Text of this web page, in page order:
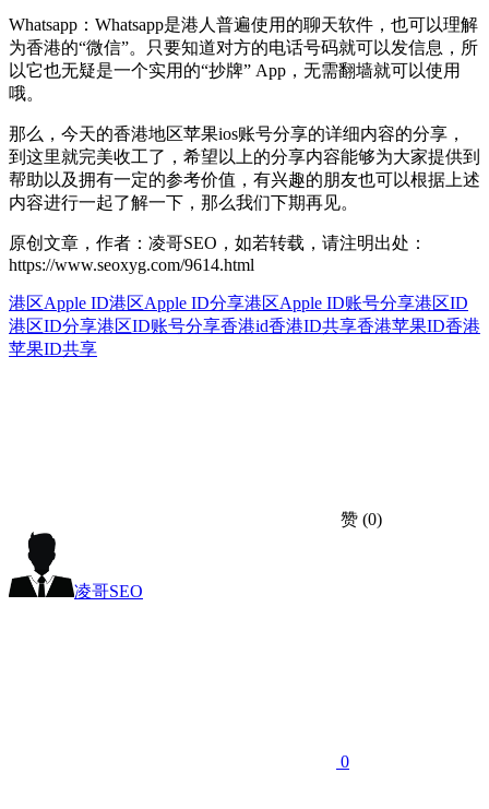
Whatsapp：Whatsapp是港人普遍使用的聊天软件，也可以理解
为香港的“微信”。只要知道对方的电话号码就可以发信息，所
以它也无疑是一个实用的“抄牌” App，无需翻墙就可以使用
哦。
那么，今天的香港地区苹果ios账号分享的详细内容的分享，
到这里就完美收工了，希望以上的分享内容能够为大家提供到
帮助以及拥有一定的参考价值，有兴趣的朋友也可以根据上述
内容进行一起了解一下，那么我们下期再见。
原创文章，作者：凌哥SEO，如若转载，请注明出处：
https://www.seoxyg.com/9614.html
港区Apple ID港区Apple ID分享港区Apple ID账号分享港区ID
港区ID分享港区ID账号分享香港id香港ID共享香港苹果ID香港
苹果ID共享
赞 (0)
凌哥SEO
0